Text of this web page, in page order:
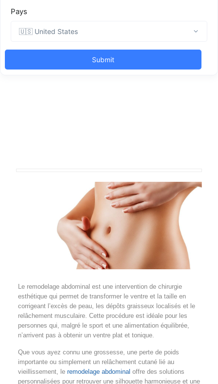
Le remodelage abdominal est une intervention de chirurgie
esthétique qui permet de transformer le ventre et la taille en
corrigeant l’excès de peau, les dépôts graisseux localisés et le
relâchement musculaire. Cette procédure est idéale pour les
personnes qui, malgré le sport et une alimentation équilibrée,
n’arrivent pas à obtenir un ventre plat et tonique.
Que vous ayez connu une grossesse, une perte de poids
importante ou simplement un relâchement cutané lié au
vieillissement, le remodelage abdominal offre des solutions
personnalisées pour retrouver une silhouette harmonieuse et une